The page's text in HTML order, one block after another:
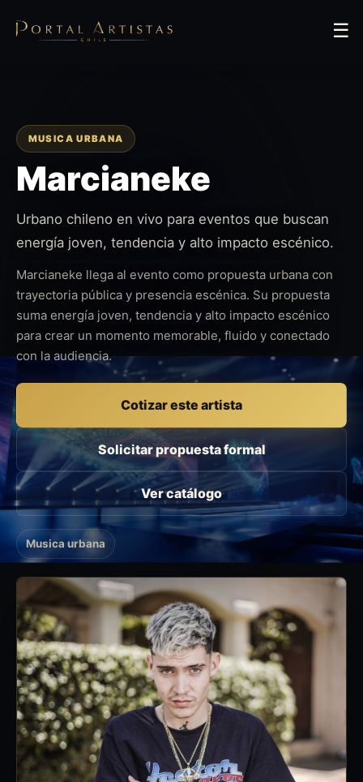
☰
MUSICA URBANA
Marcianeke
Urbano chileno en vivo para eventos que buscan
energía joven, tendencia y alto impacto escénico.
Marcianeke llega al evento como propuesta urbana con
trayectoria pública y presencia escénica. Su propuesta
suma energía joven, tendencia y alto impacto escénico
para crear un momento memorable, fluido y conectado
con la audiencia.
Cotizar este artista
Solicitar propuesta formal
Ver catálogo
Musica urbana